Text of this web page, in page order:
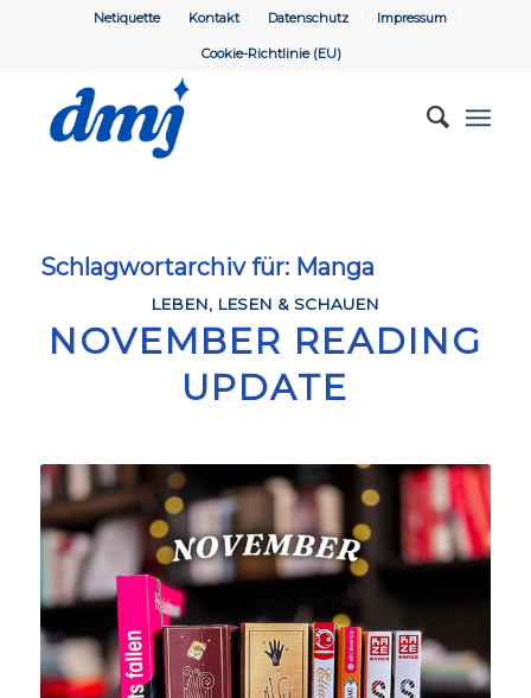
Netiquette Kontakt Datenschutz Impressum
Cookie-Richtlinie (EU)
Schlagwortarchiv für: Manga
LEBEN, LESEN & SCHAUEN
NOVEMBER READING
UPDATE